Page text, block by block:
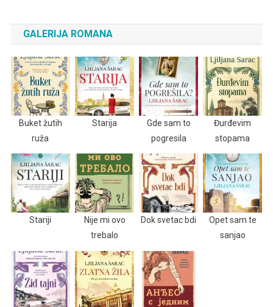
GALERIJA ROMANA
Buket žutih
ruža
Starija
Gde sam to
pogresila
Đurđevim
stopama
Stariji
Nije mi ovo
trebalo
Dok svetac bdi
Opet sam te
sanjao